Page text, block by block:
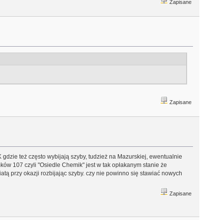
Zapisane
Zapisane
też często wybijają szyby, tudzież na Mazurskiej, ewentualnie
107 czyli "Osiedle Chemik" jest w tak opłakanym stanie że
przy okazji rozbijając szyby. czy nie powinno się stawiać nowych
Zapisane